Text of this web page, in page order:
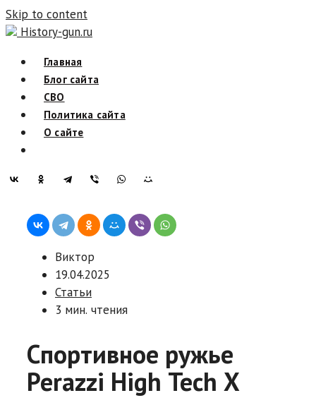
Skip to content
History-gun.ru
Главная
Блог сайта
СВО
Политика сайта
О сайте
Виктор
19.04.2025
Статьи
3 мин. чтения
Спортивное ружье
Perazzi High Tech X